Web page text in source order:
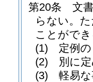
第20条
文
らない。
ことがで
(1)
定例
(2)
別に
(3)
軽易